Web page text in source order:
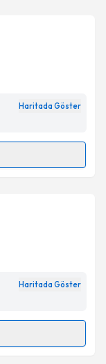
için bir
belirtilen
Haritada Göster
talebi oluşturun.
bir takvim
belirtilen
Haritada Göster